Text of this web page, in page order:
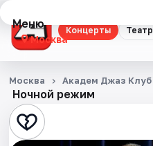
Концерты Театр
Меню
Москва
Концерты
Театр
Стендап
Ночной режим
Москва Академ Джаз Клуб